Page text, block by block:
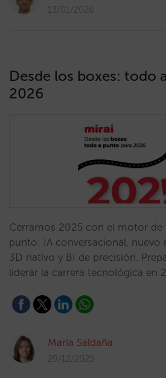
13/01/2026
Desde los boxes: todo
2026
Cerramos 2025 con el motor de
punto: IA conversacional, nuevo
3D nativo y BI de precisión.
liderar la carrera tecnológica en
María Saldaña
29/12/2025